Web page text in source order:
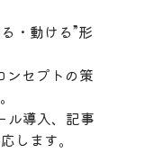
・動ける”形
ンセプトの策
ル導入、記事
します。